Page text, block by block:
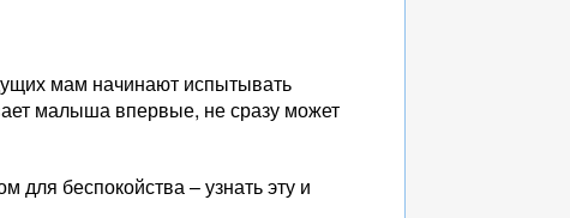
мам начинают испытывать
малыша впервые, не сразу может
для беспокойства – узнать эту и